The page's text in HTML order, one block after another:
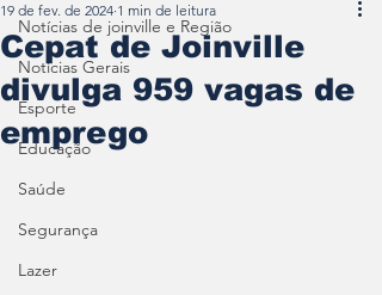
Notícias de joinville e Região
Notícias Gerais
Esporte
Educação
Saúde
Segurança
Lazer
Cepat de Joinville
divulga 959 vagas de
emprego
19 de fev. de 2024 1 min de leitura